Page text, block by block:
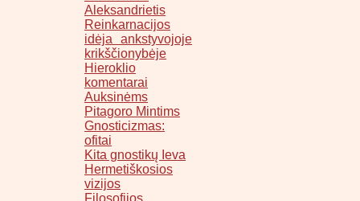
Aleksandrietis
Reinkarnacijos
idėja ankstyvojoje
krikščionybėje
Hieroklio
komentarai
Auksinėms
Pitagoro Mintims
Gnosticizmas:
ofitai
Kita gnostikų Ieva
Hermetiškosios
vizijos